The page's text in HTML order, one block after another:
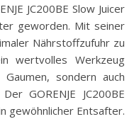
JC200BE Slow Juicer
geworden. Mit seiner
Nährstoffzufuhr zu
wertvolles Werkzeug
sondern auch
GORENJE JC200BE
gewöhnlicher Entsafter.